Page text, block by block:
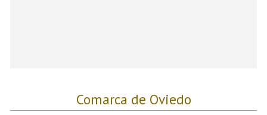
Comarca de Oviedo